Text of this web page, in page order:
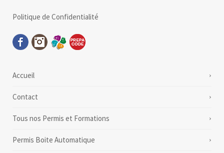
Politique de Confidentialité
Accueil
Contact
Tous nos Permis et Formations
Permis Boite Automatique